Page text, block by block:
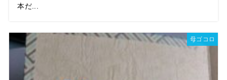
本だ...
母ゴコロ